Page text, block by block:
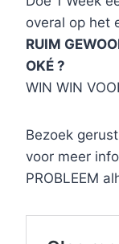
overal op het
RUIM
OKÉ ?
WIN WIN
Bezoek
voor meer
PROBLEEM